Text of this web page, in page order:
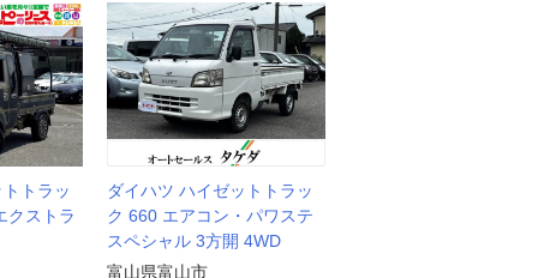
トラッ
クストラ
ダイハツ ハイゼットトラッ
ク 660 エアコン・パワステ
スペシャル 3方開 4WD
富山県富山市